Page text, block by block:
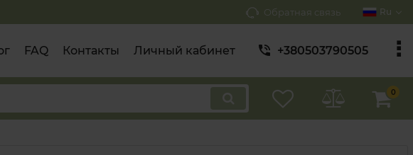
Обратная связь Ru
FAQ Контакты Личный кабинет +380503790505
0